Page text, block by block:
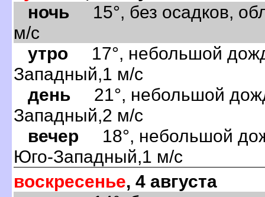
ночь 15°, без осадков,
м/с
утро 17°, небольшой
Западный,1 м/с
день 21°, небольшой
Западный,2 м/с
вечер 18°, небольшой
Юго-Западный,1 м/с
воскресенье, 4 августа